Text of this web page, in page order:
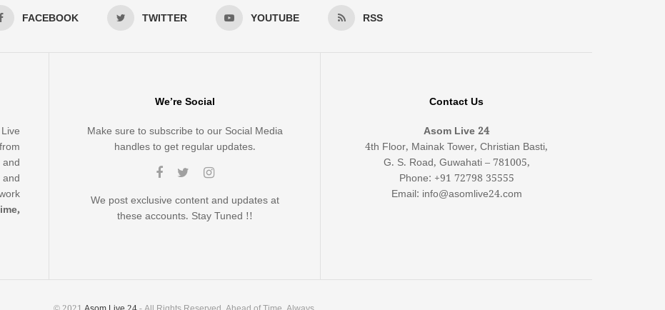
FACEBOOK TWITTER YOUTUBE RSS
We’re Social
Make sure to subscribe to our Social Media
handles to get regular updates.
We post exclusive content and updates at
these accounts. Stay Tuned !!
Contact Us
Asom Live 24
4th Floor, Mainak Tower, Christian Basti,
G. S. Road, Guwahati – 781005,
Phone: +91 72798 35555
Email: info@asomlive24.com